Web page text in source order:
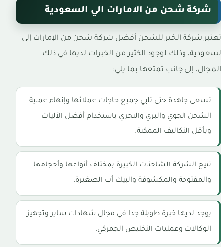
شركة شحن من الامارات الي السعودية
تعتبر شركة الخير للشحن أفضل شركة شحن من الإمارات إلى
لسعودية، وذلك لوجود الكثير من الخبرات لديها في ذلك
المجال، إلى جانب تمتعها بما يلي:
تسعى جاهدة حتى تلبي جميع حاجات عملائها وإنهاء عملية
الشحن الجوي والبري والبحري باستخدام أفضل الآليات
وبأقل التكاليف الممكنة.
تتيح الشركة الشاحنات الكبيرة بمختلف أنواعها وأحجامها
والمفتوحة والمكشوفة والبيك أب الصغيرة.
يوجد لديها خبرة طويلة جدا في مجال شهادات ساير وتجهيز
الوكالات وعمليات التخليص الجمركي.